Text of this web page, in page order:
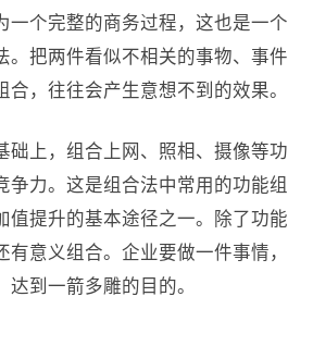
一个完整的商务过程，这也是一个
。把两件看似不相关的事物、事件
合，往往会产生意想不到的效果。
础上，组合上网、照相、摄像等功
争力。这是组合法中常用的功能组
值提升的基本途径之一。除了功能
有意义组合。企业要做一件事情，
到一箭多雕的目的。